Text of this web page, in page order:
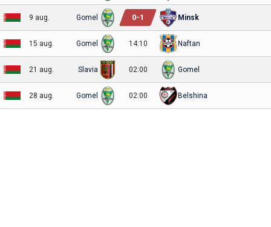
9 aug. Gomel 0-1 Minsk
15 aug. Gomel 14:10 Naftan
21 aug. Slavia 02:00 Gomel
28 aug. Gomel 02:00 Belshina